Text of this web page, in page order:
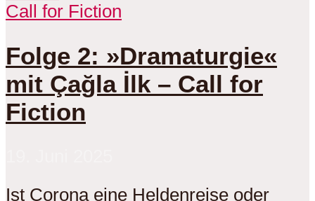
Call for Fiction
Folge 2: »Dramaturgie«
mit Çağla İlk – Call for
Fiction
Ist Corona eine Heldenreise oder